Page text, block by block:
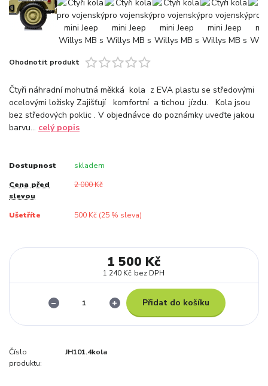
Ohodnotit produkt
Čtyři náhradní mohutná měkká kola z EVA plastu se středovými
ocelovými ložisky Zajišťují komfortní a tichou jízdu. Kola jsou
bez středových poklic . V objednávce do poznámky uveďte jakou
barvu... celý popis
Dostupnost skladem
Cena před
slevou
2 000 Kč
Ušetříte 500 Kč (25% sleva)
1 500 Kč
1 240 Kč bez DPH
Přidat do košíku
Číslo
produktu:
JH101.4kola